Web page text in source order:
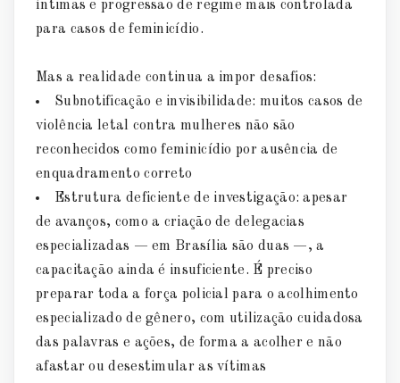
íntimas e progressão de regime mais controlada
para casos de feminicídio.
Mas a realidade continua a impor desafios:
Subnotificação e invisibilidade: muitos casos de
violência letal contra mulheres não são
reconhecidos como feminicídio por ausência de
enquadramento correto
Estrutura deficiente de investigação: apesar
de avanços, como a criação de delegacias
especializadas — em Brasília são duas —, a
capacitação ainda é insuficiente. É preciso
preparar toda a força policial para o acolhimento
especializado de gênero, com utilização cuidadosa
das palavras e ações, de forma a acolher e não
afastar ou desestimular as vítimas